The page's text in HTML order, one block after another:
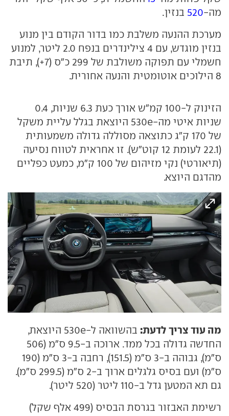
מה-520 בנזין.
מערכת ההנעה משלבת כמו בדור הקודם בין מנוע
בנזין מוגדש, עם 4 צילינדרים בנפח 2.0 ליטר, למנוע
חשמלי עם תפוקה משולבת של 299 כ"ס (7+), תיבת
8 הילוכים אוטומטית והנעה אחורית.
הזינוק ל-100 קמ"ש אורך כעת 6.3 שניות, 0.4
שניות איטי מה-530e היוצאת בגלל עליית משקל
של 170 ק"ג כתוצאה מסוללה גדולה משמעותית
(22.1 לעומת 12 קוט"ש). זו אחראית לטווח נסיעה
(תיאורטי) נקי מזיהום של 100 ק"מ, כמעט כפליים
מהדגם היוצא.
מה עוד צריך לדעת:
בהשוואה ל-530e היוצאת,
החדשה גדולה בכל ממד. ארוכה ב-9.5 ס"מ (506
ס"מ), גבוהה ב-3 ס"מ (151.5), רחבה ב-3 ס"מ (190
ס"מ) ועם בסיס גלגלים ארוך ב-2 ס"מ (299.5 ס"מ).
גם תא המטען גדל ב-110 ליטר (520 ליטר).
רשימת האבזור בגרסת הבסיס (499 אלף שקל)